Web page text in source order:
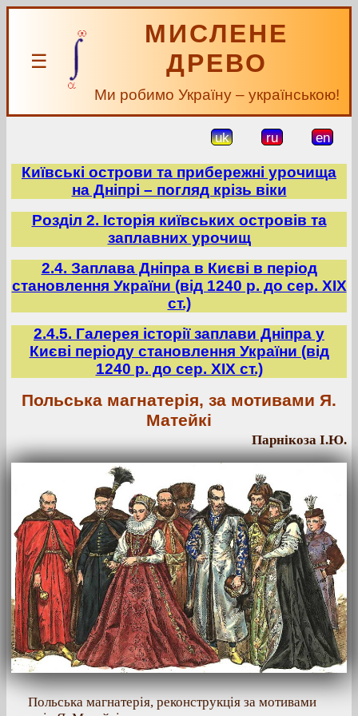
☰
МИСЛЕНЕ
ДРЕВО
Ми робимо Україну – українською!
uk ru en
Київські острови та прибережні урочища
на Дніпрі – погляд крізь віки
Розділ 2. Історія київських островів та
заплавних урочищ
2.4. Заплава Дніпра в Києві в період
становлення України (від 1240 р. до сер. ХІХ
ст.)
2.4.5. Галерея історії заплави Дніпра у
Києві періоду становлення України (від
1240 р. до сер. ХІХ ст.)
Польська магнатерія, за мотивами Я.
Матейкі
Парнікоза І.Ю.
Польська магнатерія, реконструкція за мотивами